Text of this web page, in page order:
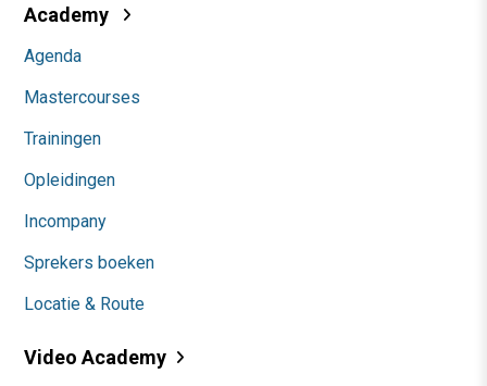
Academy
Agenda
Mastercourses
Trainingen
Opleidingen
Incompany
Sprekers boeken
Locatie & Route
Video Academy